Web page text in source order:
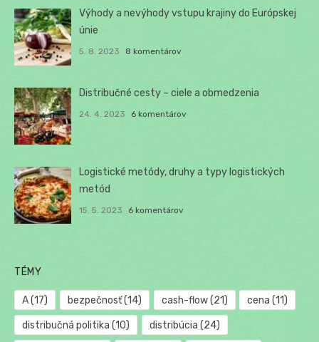
Výhody a nevýhody vstupu krajiny do Európskej
únie
5. 8. 2023 8 komentárov
Distribučné cesty – ciele a obmedzenia
24. 4. 2023 6 komentárov
Logistické metódy, druhy a typy logistických
metód
15. 5. 2023 6 komentárov
TÉMY
A(17) bezpečnosť(14) cash-flow(21) cena (11)
distribučná politika (10) distribúcia (24)